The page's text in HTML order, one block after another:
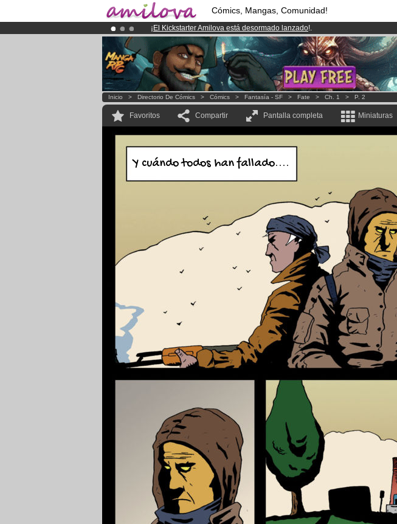
Cómics, Mangas, Comunidad!
¡ El Kickstarter Amilova está desormado lanzado!.
¡Ya tenemos 100000miembrosy 1000Cómics y Mangas!.
¡Conviertete en Premium por3.95 euros al mes!Hazte Premium ya
Inicio > Directorio De Cómics > Cómics > Fantasía - SF > Fate > Ch. 1 > P. 2
Favoritos Compartir Pantalla completa Miniaturas
Y cuándo todos han fallado....